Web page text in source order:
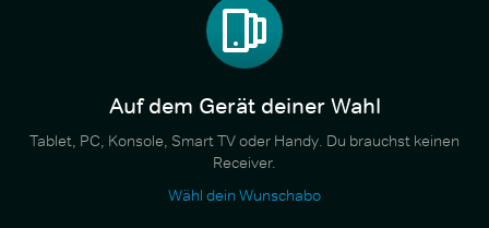
Auf dem Gerät deiner Wahl
Tablet, PC, Konsole, Smart TV oder Handy. Du brauchst keinen
Receiver.
Wähl dein Wunschabo